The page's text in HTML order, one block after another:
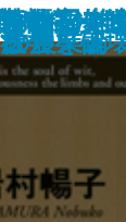
はなぜ
物語 維
略―次
世界
インテ
養
いる
会を破
ぜ日本
農業論
語家・